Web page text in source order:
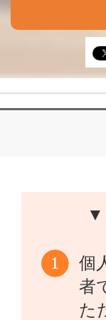
▼
個
者
た